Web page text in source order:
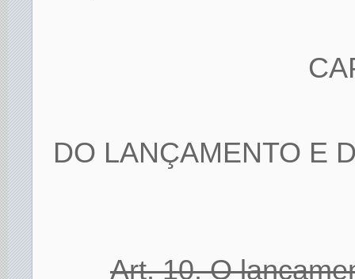
DO LANÇAMENTO E
Art. 10. O